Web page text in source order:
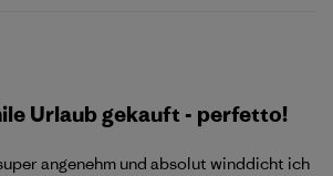
Urlaub gekauft - perfetto!
angenehm und absolut winddicht ich